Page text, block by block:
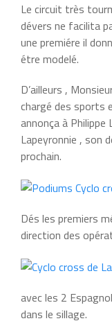
Le circuit très
dévers ne facilita
une premiére il
étre modelé.
D’ailleurs ,
chargé des sports
annonça à Philippe
Lapeyronnie , son
prochain.
Dés les premiers
direction des
avec les 2
dans le sillage.